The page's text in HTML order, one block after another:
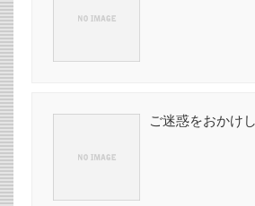
ご迷惑をおかけ